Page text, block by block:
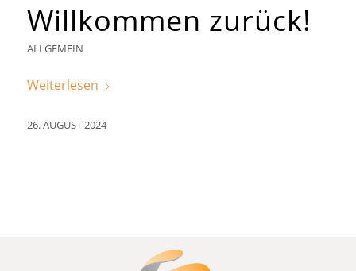
Willkommen zurück!
ALLGEMEIN
Weiterlesen
26. AUGUST 2024